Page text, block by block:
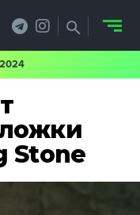
Stone